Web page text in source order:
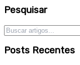
Sidebar
Pesquisar
Pesquisar por:
Posts Recentes